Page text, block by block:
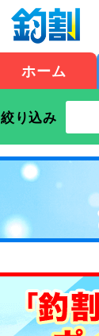
ホーム
絞り込み